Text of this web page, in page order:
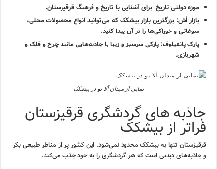
موزه دولتی تاریخ: برای آشنایی با تاریخ و فرهنگ قرقیزستان.
بازار اُش: بزرگترین بازار بیشکک که می‌توانید انواع محصولات محلی،
سوغاتی و خوراکی‌ها را در آن پیدا کنید.
پارک پانفیلوف: پارکی سرسبز و زیبا با جاذبه‌هایی مانند چرخ و فلک و
شهربازی.
نمایی از میدان آلا-تو در بیشکک
جاذبه های گردشگری قرقیزستان
فراتر از بیشکک
قرقیزستان تنها به بیشکک محدود نمی‌شود. این کشور پر از مناظر طبیعی بکر
و جاذبه‌های دیدنی است که هر گردشگری را به خود جذب می‌کند.